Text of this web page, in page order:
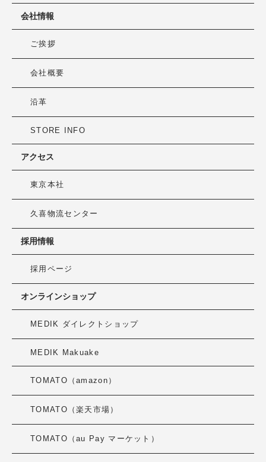
会社情報
ご挨拶
会社概要
沿革
STORE INFO
アクセス
東京本社
久喜物流センター
採用情報
採用ページ
オンラインショップ
MEDIK ダイレクトショップ
MEDIK Makuake
TOMATO（amazon）
TOMATO（楽天市場）
TOMATO（au Pay マーケット）